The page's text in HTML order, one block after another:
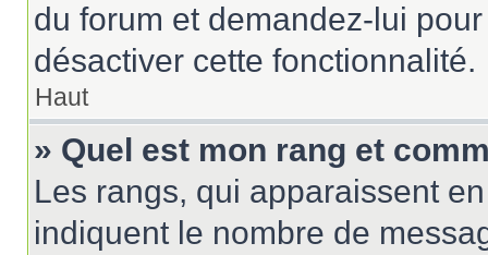
du forum et demandez-lui
désactiver cette fonctionnalité.
Haut
» Quel est mon rang et
Les rangs, qui apparaissent
indiquent le nombre de